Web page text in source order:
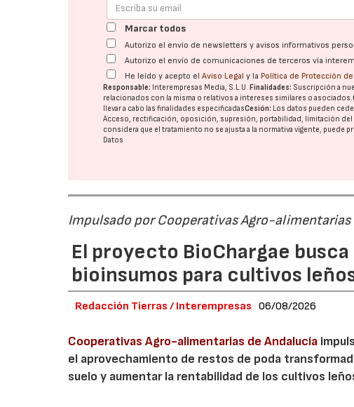
Marcar todos
Autorizo el envío de newsletters y avisos informativos
Autorizo el envío de comunicaciones de terceros vía
He leído y acepto elAviso Legal y la Política de Protección
Responsable: Interempresas Media, S.L.U.Finalidades: Suscripción a
relacionados con la misma o relativos a intereses similares o asociados.
llevar a cabo las finalidades especificadasCesión: Los datos pueden
Acceso, rectificación, oposición, supresión, portabilidad, limitación del
considera que el tratamiento no se ajusta a la normativa vigente, puede
Datos
Impulsado por Cooperativas Agro-alimentarias
El proyecto BioChargae
bioinsumos para cultivos
Redacción Tierras / Interempresas 06/08/2026
Cooperativas Agro-alimentarias de Andalucía
el aprovechamiento de restos de poda
suelo y aumentar la rentabilidad de los cultivos